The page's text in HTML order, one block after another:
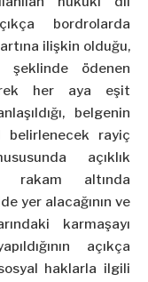
bordrolarda
ilişkin olduğu,
ödenen
her aya eşit
belgenin
belirlenecek rayiç
açıklık
rakam altında
yer alacağının ve
karmaşayı
açıkça
haklarla ilgili